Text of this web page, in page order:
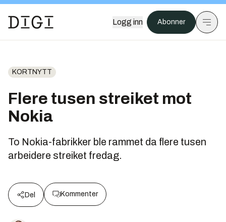
Logg inn Abonner
KORTNYTT
Flere tusen streiket mot
Nokia
To Nokia-fabrikker ble rammet da flere tusen
arbeidere streiket fredag.
Del Kommenter